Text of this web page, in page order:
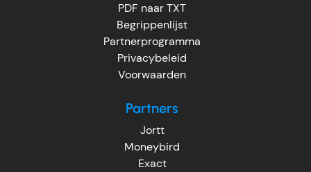
PDF naar TXT
Begrippenlijst
Partnerprogramma
Privacybeleid
Voorwaarden
Partners
Jortt
Moneybird
Exact